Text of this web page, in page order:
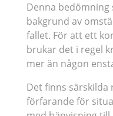
Denna bedömning
bakgrund av
fallet. För att ett
brukar det i regel
mer än någon
Det finns
förfarande för